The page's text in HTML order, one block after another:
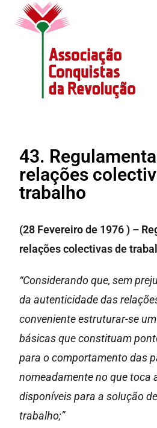
43.
relações
trabalho
(28 Fevereiro de 1976 ) –
relações colectivas de
“Considerando que, sem
da autenticidade das
conveniente estruturar-se
básicas que constituam
para o comportamento das
nomeadamente no que toca
disponíveis para a solução
trabalho;”